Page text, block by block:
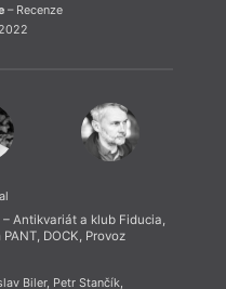
– Recenze
– Antikvariát a klub Fiducia,
DOCK, Provoz
Biler, Petr Stančík,